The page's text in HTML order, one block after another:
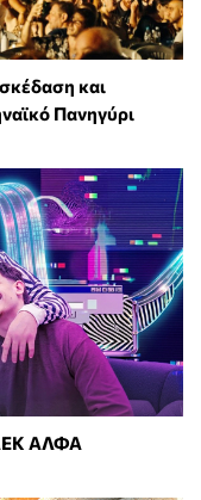
και
Πανηγύρι
ΑΛΦΑ